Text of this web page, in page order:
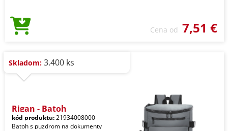
Cena od 7,51 €
Skladom: 3.400 ks
Rigan - Batoh
kód produktu:21934008000
Batoh s puzdrom na dokumenty